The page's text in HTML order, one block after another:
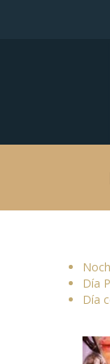
Día
Día